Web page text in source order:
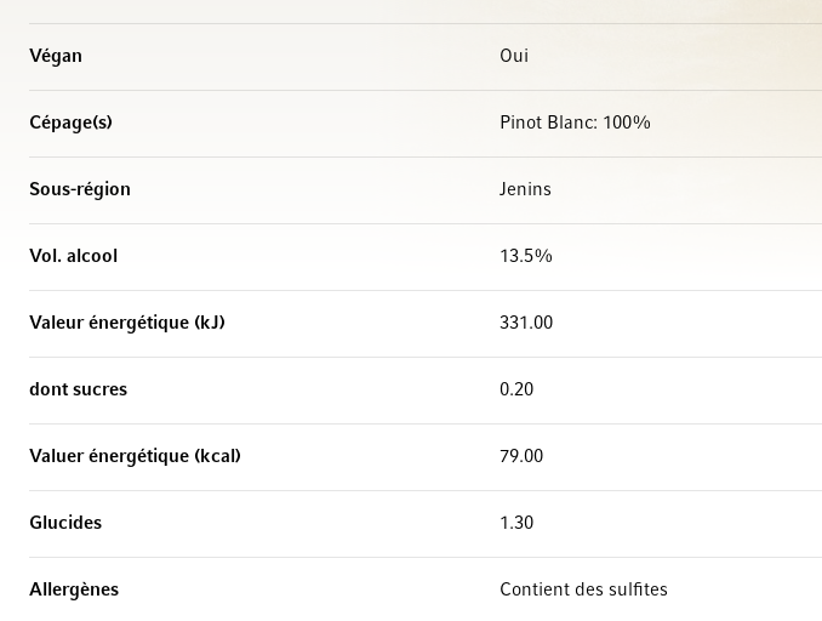
Végan Oui
Cépage(s) Pinot Blanc: 100%
Sous-région Jenins
Vol. alcool 13.5%
Valeur énergétique (kJ) 331.00
dont sucres 0.20
Valuer énergétique (kcal) 79.00
Glucides 1.30
Allergènes Contient des sulfites